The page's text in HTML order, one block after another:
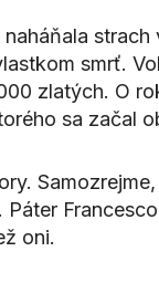
smrť.
zlatých. O
sa
oni.